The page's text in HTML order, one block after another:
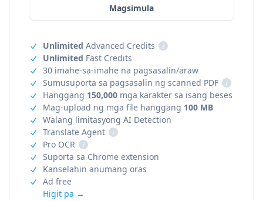
Magsimula
Unlimited Advanced Credits
i
Unlimited Fast Credits
30 imahe-sa-imahe na pagsasalin/araw
Sumusuporta sa pagsasalin ng scanned PDF
i
Hanggang 150,000 mga karakter sa isang beses
Mag-upload ng mga file hanggang 100 MB
Walang limitasyong AI Detection
Translate Agent
i
Pro OCR
i
Suporta sa Chrome extension
Kanselahin anumang oras
Ad free
Higit pa →